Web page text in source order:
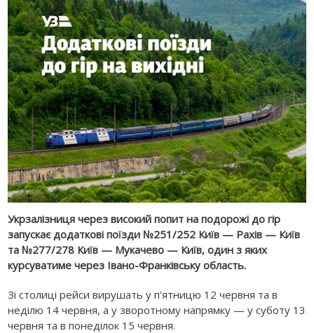
Укрзалізниця через високий попит на подорожі до гір
запускає додаткові поїзди №251/252 Київ — Рахів — Київ
та №277/278 Київ — Мукачево — Київ, один з яких
курсуватиме через Івано-Франківську область.
Зі столиці рейси вирушать у п'ятницю 12 червня та в
неділю 14 червня, а у зворотному напрямку — у суботу 13
червня та в понеділок 15 червня.